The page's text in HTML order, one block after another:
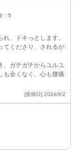
： 5
、ドキっとします。
てくださり、されるが
、ガチガチからユルユ
も全くなく、心も腰痛
[投稿日] 2024/9/2